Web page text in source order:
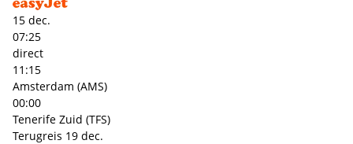
15 dec.
07:25
direct
11:15
Amsterdam (AMS)
00:00
Tenerife Zuid (TFS)
Terugreis 19 dec.